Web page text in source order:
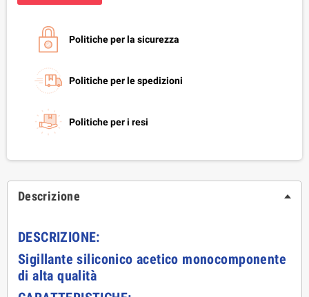
Politiche per la sicurezza
Politiche per le spedizioni
Politiche per i resi
Descrizione
DESCRIZIONE:
Sigillante siliconico acetico monocomponente
di alta qualità